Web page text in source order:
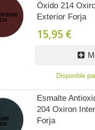
Óxido 214
Exterior Forja
15,95 €
Disponible
Esmalte
204 Oxiron
Forja